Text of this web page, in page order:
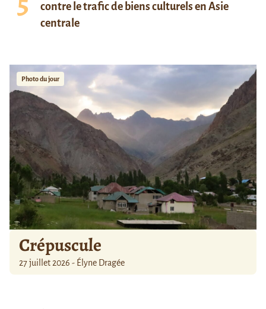
contre le trafic de biens culturels en Asie
centrale
Photo du jour
Crépuscule
27 juillet 2026 - Élyne Dragée